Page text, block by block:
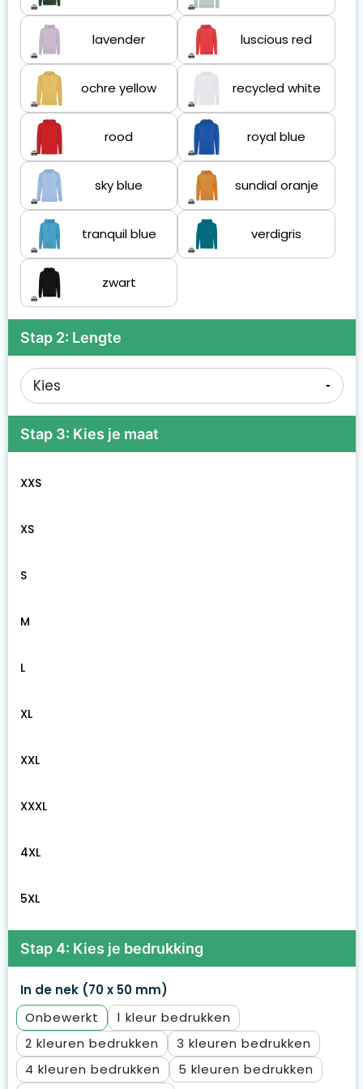
lavender luscious red
ochre yellow recycled white
rood royal blue
sky blue sundial oranje
tranquil blue verdigris
zwart
Stap 2: Lengte
Stap 3: Kies je maat
XXS
XS
S
M
L
XL
XXL
XXXL
4XL
5XL
Stap 4: Kies je bedrukking
In de nek (70 x 50 mm)
Onbewerkt
1
2
3
4
5